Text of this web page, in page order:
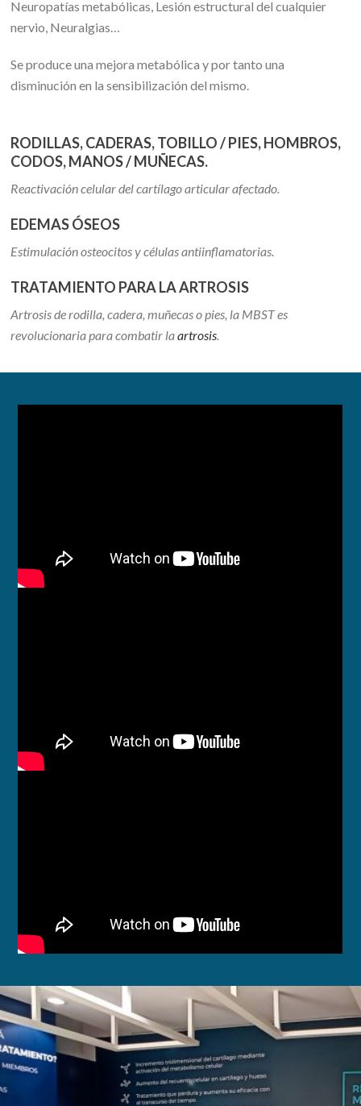
Neuropatías metabólicas, Lesión estructural del cualquier
nervio, Neuralgias…
Se produce una mejora metabólica y por tanto una
disminución en la sensibilización del mismo.
RODILLAS, CADERAS, TOBILLO / PIES, HOMBROS,
CODOS, MANOS / MUÑECAS.
Reactivación celular del cartílago articular afectado.
EDEMAS ÓSEOS
Estimulación osteocitos y células antiinflamatorias.
TRATAMIENTO PARA LA ARTROSIS
Artrosis de rodilla, cadera, muñecas o pies, la MBST es
revolucionaria para combatir laartrosis.